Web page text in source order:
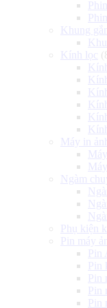
Khung
Kính lọc
Máy in ảnh
Ngàm
Phụ kiện
Pin máy
Pin
Pin
Pin
Pin
Pin